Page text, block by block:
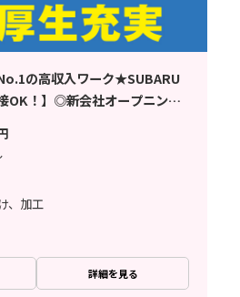
の高収入ワーク★SUBARU
OK！】◎新会社オープニング
時給1800円／寮費無料／土日休
！《群馬県太田
、加工
詳細を見る